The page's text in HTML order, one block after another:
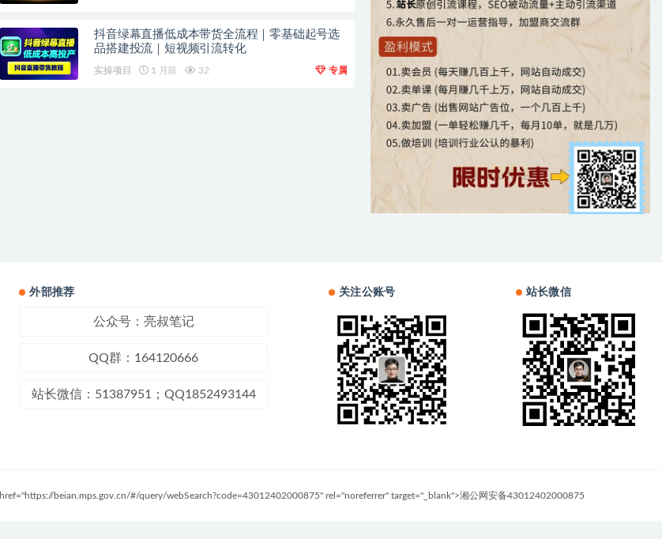
抖音绿幕直播低成本带货全流程｜零基础起号选
品搭建投流｜短视频引流转化
实操项目 1 月前 32 专属
外部推荐
公众号：亮叔笔记
QQ群：164120666
站长微信：51387951；QQ1852493144
关注公账号 站长微信
href="https://beian.mps.gov.cn/#/query/webSearch?code=43012402000875" rel="noreferrer" target="_blank">湘公网安备43012402000875